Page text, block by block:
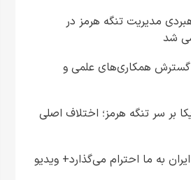
مدیریت تنگه هرمز در
شد
همکاری‌های علمی و
بر سر تنگه هرمز؛ اختلاف اصلی
به ما احترام می‌گذارد+ ویدیو